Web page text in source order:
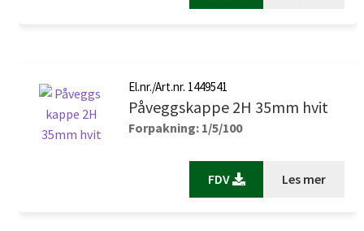
El.nr./Art.nr. 1449541
Påveggskappe 2H 35mm hvit
Forpakning: 1/5/100
FDV Les mer